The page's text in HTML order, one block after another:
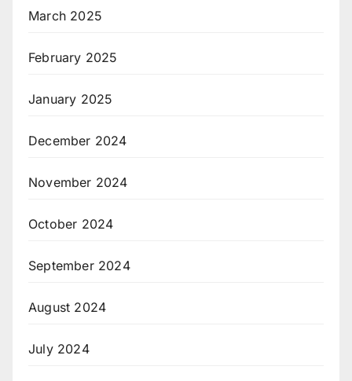
March 2025
February 2025
January 2025
December 2024
November 2024
October 2024
September 2024
August 2024
July 2024